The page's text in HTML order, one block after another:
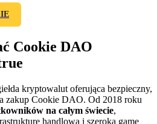
Win
prize pool
Cookie DAO
kryptowalut oferująca bezpieczny,
zakup Cookie DAO. Od 2018 roku
na całym świecie,
handlową i szeroką gamę